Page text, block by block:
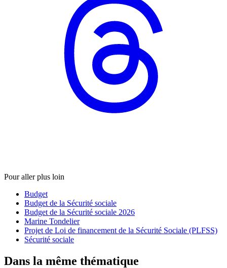
Pour aller plus loin
Budget
Budget de la Sécurité sociale
Budget de la Sécurité sociale 2026
Marine Tondelier
Projet de Loi de financement de la Sécurité Sociale (PLFSS)
Sécurité sociale
Dans la même thématique